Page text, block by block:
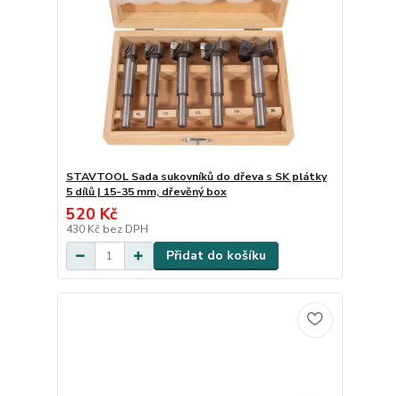
STAVTOOL Sada sukovníků do dřeva s SK plátky
5 dílů | 15-35 mm, dřevěný box
520 Kč
430 Kč bez DPH
Přidat do košíku